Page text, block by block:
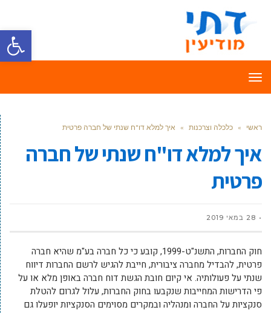
פתח
תפריט
ראשי » כלכלה וצרכנות » איך למלא דו"ח שנתי של חברה פרטית
איך למלא דו"ח שנתי של חברה
פרטית
28 במאי 2019
חוק החברות, התשנ"ט-1999, קובע כי כל חברה בע"מ שהיא חברה
פרטית, להבדיל מחברה ציבורית, חייבת להגיש לרשם החברות דיווח
שנתי על פעולותיה. אי קיום חובת הגשת דוח חברה באופן מלא או על
פי הדרישות המחייבות שנקבעו בחוק החברות, עלול לגרום להטלת
סנקציות על החברה ומנהליה ובמקרים מסוימים הסנקציות יופעלו גם